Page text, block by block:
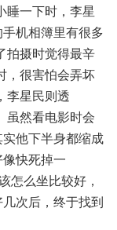
睡一下时，李星
机相簿里有很多
拍摄时觉得最辛
，很害怕会弄坏
李星民则透
虽然看电影时会
他下半身都缩成
快死掉一
怎么坐比较好，
次后，终于找到